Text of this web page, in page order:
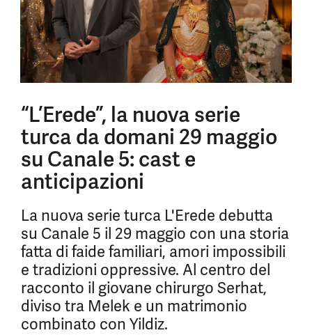
“L’Erede”, la nuova serie
turca da domani 29 maggio
su Canale 5: cast e
anticipazioni
La nuova serie turca L'Erede debutta
su Canale 5 il 29 maggio con una storia
fatta di faide familiari, amori impossibili
e tradizioni oppressive. Al centro del
racconto il giovane chirurgo Serhat,
diviso tra Melek e un matrimonio
combinato con Yildiz.